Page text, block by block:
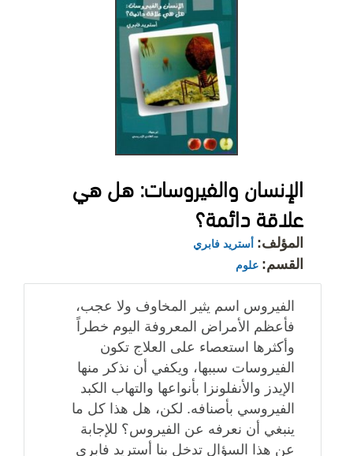
الإنسان والفيروسات: هل هي
علاقة دائمة؟
المؤلف: أستريد فابري
القسم: علوم
الفيروس اسم يثير المخاوف ولا عجب،
فأعظم الأمراض المعروفة اليوم خطراً
وأكثرها استعصاء على العلاج تكون
الفيروسات سببها، ويكفي أن نذكر منها
الإيدز والأنفلونزا بأنواعها والتهاب الكبد
الفيروسي بأصنافه. لكن، هل هذا كل ما
ينبغي أن نعرفه عن الفيروس؟ للإجابة
عن هذا السؤال تدخل بنا أستريد فابري